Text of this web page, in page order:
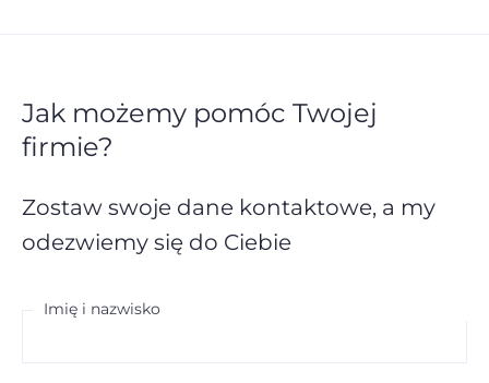
Jak możemy pomóc Twojej
firmie?
Zostaw swoje dane kontaktowe, a my
odezwiemy się do Ciebie
Imię i nazwisko